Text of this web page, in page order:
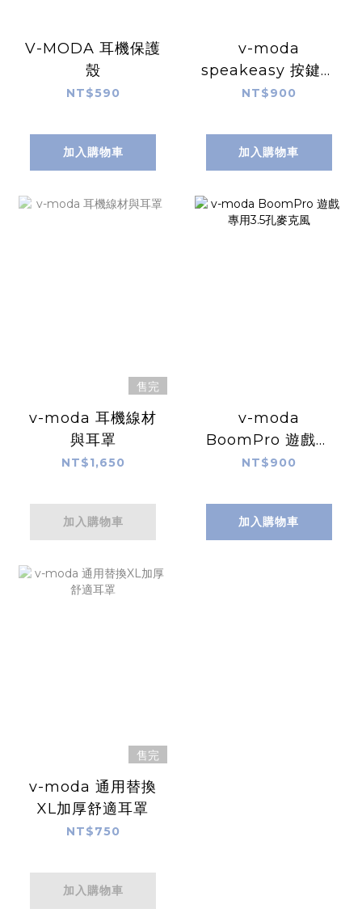
V-MODA 耳機保護
殼
NT$590
加入購物車
v-moda
speakeasy 按鍵耳
機通話線
NT$900
加入購物車
售完
v-moda 耳機線材
與耳罩
NT$1,650
加入購物車
v-moda
BoomPro 遊戲專
用3.5孔麥克風
NT$900
加入購物車
售完
v-moda 通用替換
XL加厚舒適耳罩
NT$750
加入購物車